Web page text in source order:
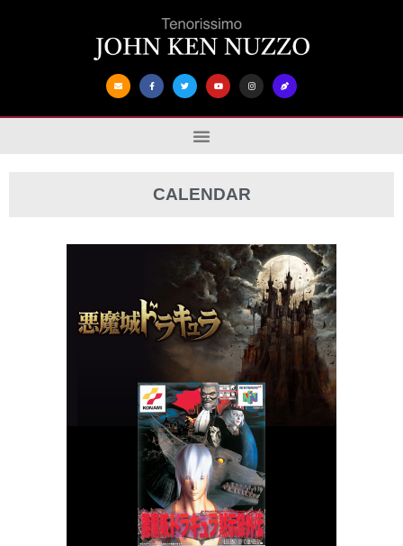
CALENDAR